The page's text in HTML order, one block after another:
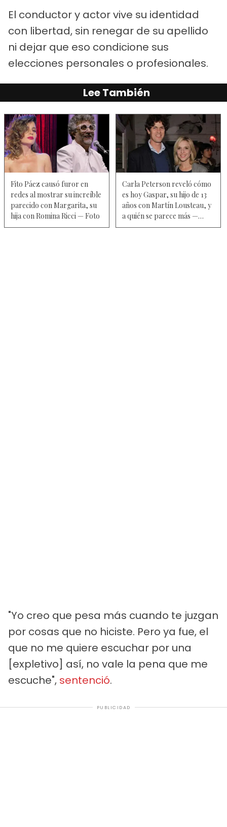
El conductor y actor vive su identidad
con libertad, sin renegar de su apellido
ni dejar que eso condicione sus
elecciones personales o profesionales.
Lee También
Fito Páez causó furor en
redes al mostrar su increíble
parecido con Margarita, su
hija con Romina Ricci — Foto
Carla Peterson reveló cómo
es hoy Gaspar, su hijo de 13
años con Martín Lousteau, y
a quién se parece más —
Video
"Yo creo que pesa más cuando te juzgan
por cosas que no hiciste. Pero ya fue, el
que no me quiere escuchar por una
[expletivo] así, no vale la pena que me
escuche", sentenció.
PUBLICIDAD